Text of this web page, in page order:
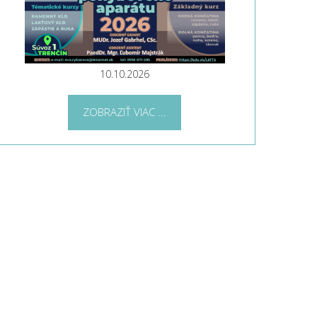
10.10.2026
ZOBRAZIŤ VIAC ...